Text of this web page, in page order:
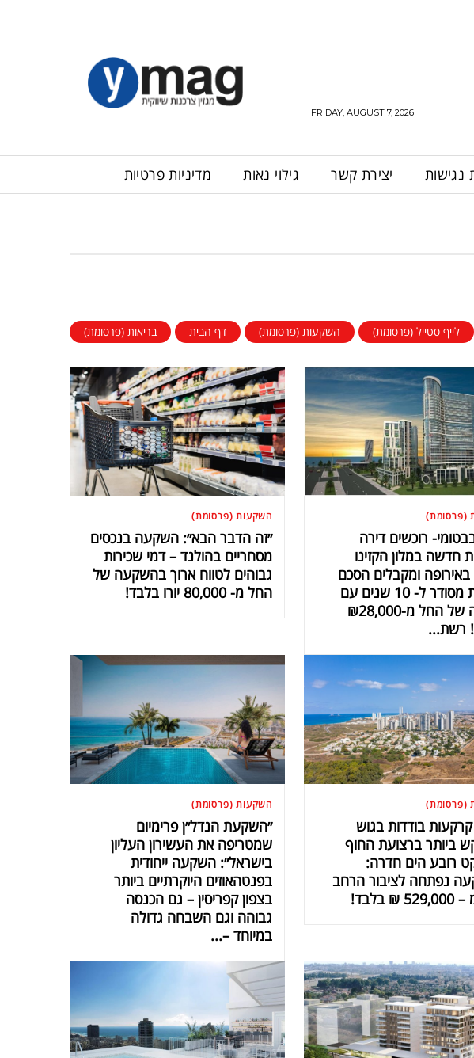
FRIDAY, AUGUST 7, 2026
נגישות יצירת קשר גילוי נאות מדיניות פרטיות
בריאות (פרסומת) דף הבית השקעות (פרסומת) לייף סטייל (פרסומת)
(פרסומת)
רוכשים דירה
חדשה במלון הקזינו
באירופה ומקבלים הסכם
שכירות מסודר ל- 10 שנים עם
הכנסה של החל מ-₪28,000
השקעות (פרסומת)
״זה הדבר הבא״: השקעה בנכסים
מסחריים בהולנד – דמי שכירות
גבוהים לטווח ארוך בהשקעה של
החל מ- 80,000 יורו בלבד!
(פרסומת)
קרקעות בודדות בגוש
ביותר ברצועת החוף
רובע הים חדרה:
נפתחה לציבור הרחב
₪ בלבד!
השקעות (פרסומת)
״השקעת הנדל״ן פרימיום
שמטריפה את העשירון העליון
בישראל״: השקעה ייחודית
בפנטהאוזים היוקרתיים ביותר
בצפון קפריסין – גם הכנסה
גבוהה וגם השבחה גדולה
במיוחד –...